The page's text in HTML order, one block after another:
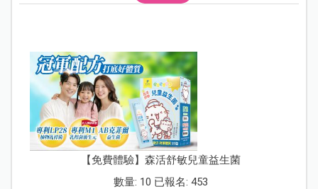
【免費體驗】森活舒敏兒童益生菌
數量: 10 已報名: 453